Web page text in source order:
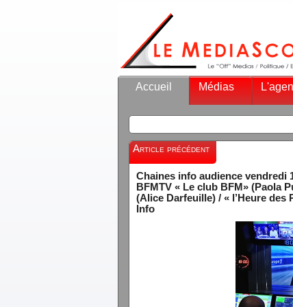
Accueil Médias
Article précédent
Chaines info audience vendredi
BFMTV « Le club BFM» (Paola
(Alice Darfeuille) / « l’Heure des
Info